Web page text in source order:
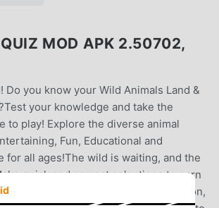
MOD APK 2.50702,
Do you know your Wild Animals Land &
your knowledge and take the
to play! Explore the diverse animal
Fun, Educational and
for all ages!The wild is waiting, and the
quick and correct selections to earn
The faster your accurate identification,